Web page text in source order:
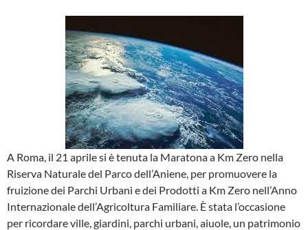
A Roma, il 21 aprile si è tenuta la Maratona a Km Zero nella
Riserva Naturale del Parco dell’Aniene, per promuovere la
fruizione dei Parchi Urbani e dei Prodotti a Km Zero nell’Anno
Internazionale dell’Agricoltura Familiare. È stata l’occasione
per ricordare ville, giardini, parchi urbani, aiuole, un patrimonio